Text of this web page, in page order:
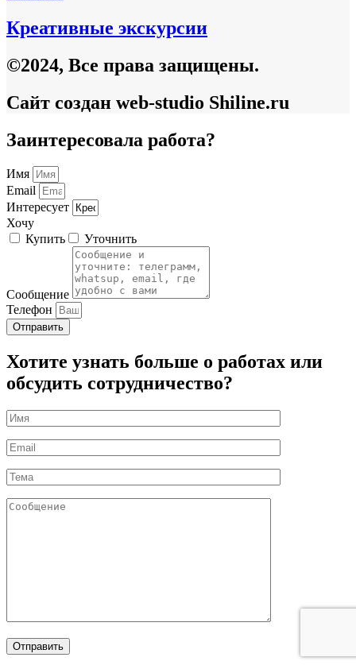
Креативные экскурсии
©2024, Все права защищены.
Сайт создан web-studio Shiline.ru
Заинтересовала работа?
Имя
Email
Интересует
Хочу
Купить
Уточнить
Сообщение
Телефон
Отправить
Хотите узнать больше о работах или
обсудить сотрудничество?